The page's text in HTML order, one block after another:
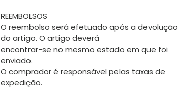
REEMBOLSOS
O reembolso será efetuado após a devolução
do artigo. O artigo deverá
encontrar-se no mesmo estado em que foi
enviado.
O comprador é responsável pelas taxas de
expedição.